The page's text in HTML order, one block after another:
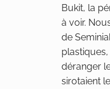
Bukit, la
à voir.
de
plastiques,
déranger
sirotaient